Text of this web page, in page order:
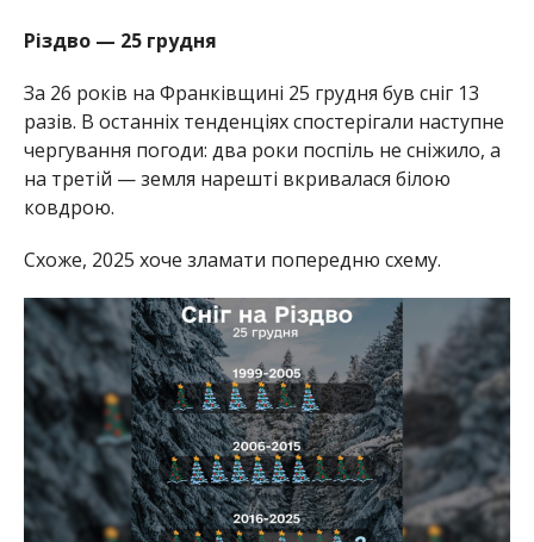
Різдво — 25 грудня
За 26 років на Франківщині 25 грудня був сніг 13
разів. В останніх тенденціях спостерігали наступне
чергування погоди: два роки поспіль не сніжило, а
на третій — земля нарешті вкривалася білою
ковдрою.
Схоже, 2025 хоче зламати попередню схему.